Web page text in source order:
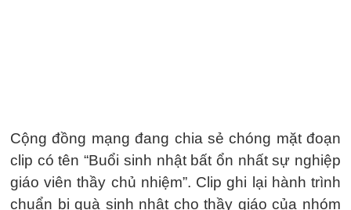
Cộng đồng mạng đang chia sẻ chóng mặt đoạn
clip có tên “Buổi sinh nhật bất ổn nhất sự nghiệp
giáo viên thầy chủ nhiệm”. Clip ghi lại hành trình
chuẩn bị quà sinh nhật cho thầy giáo của nhóm